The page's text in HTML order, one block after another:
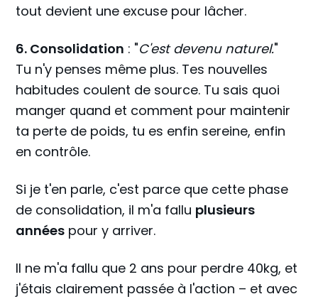
tout devient une excuse pour lâcher.
6. Consolidation : "C'est devenu naturel."
Tu n'y penses même plus. Tes nouvelles
habitudes coulent de source. Tu sais quoi
manger quand et comment pour maintenir
ta perte de poids, tu es enfin sereine, enfin
en contrôle.
Si je t'en parle, c'est parce que cette phase
de consolidation, il m'a fallu plusieurs
années pour y arriver.
Il ne m'a fallu que 2 ans pour perdre 40kg, et
j'étais clairement passée à l'action – et avec